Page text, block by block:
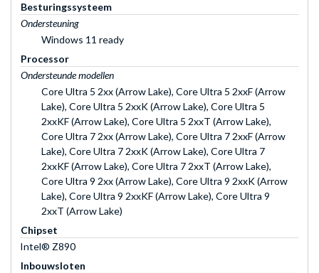
Besturingssysteem
Ondersteuning
Windows 11 ready
Processor
Ondersteunde modellen
Core Ultra 5 2xx (Arrow Lake), Core Ultra 5 2xxF (Arrow
Lake), Core Ultra 5 2xxK (Arrow Lake), Core Ultra 5
2xxKF (Arrow Lake), Core Ultra 5 2xxT (Arrow Lake),
Core Ultra 7 2xx (Arrow Lake), Core Ultra 7 2xxF (Arrow
Lake), Core Ultra 7 2xxK (Arrow Lake), Core Ultra 7
2xxKF (Arrow Lake), Core Ultra 7 2xxT (Arrow Lake),
Core Ultra 9 2xx (Arrow Lake), Core Ultra 9 2xxK (Arrow
Lake), Core Ultra 9 2xxKF (Arrow Lake), Core Ultra 9
2xxT (Arrow Lake)
Chipset
Intel® Z890
Inbouwsloten